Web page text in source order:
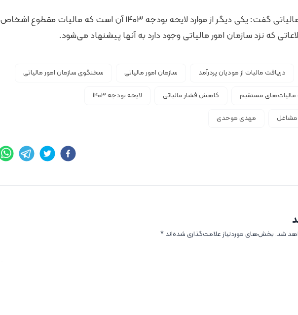
سخنگوی سازمان امور مالیاتی گفت: یکی دیگر از موارد لایحه بودجه ۱۴۰۳ آن است که مالیات مقطوع اشخاص
که نزد سازمان امور مالیاتی وجود دارد به آنها پیشنهاد می‌شود.
دریافت مالیات از مودیان پردرآمد سازمان امور مالیاتی سخنگوی سازمان امور مالیاتی
مالیات‌های مستقیم کاهش فشار مالیاتی لایحه بودجه ۱۴۰۳
مشاغل مهدی موحدی
شد. بخش‌های موردنیاز علامت‌گذاری شده‌اند*